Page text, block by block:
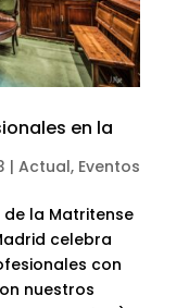
en la
| Actual, Eventos
de la Matritense
celebra
con
nuestros